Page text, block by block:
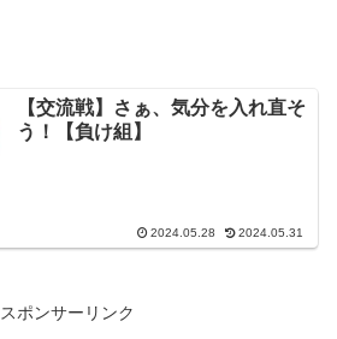
【交流戦】さぁ、気分を入れ直そ
う！【負け組】
2024.05.28 2024.05.31
スポンサーリンク